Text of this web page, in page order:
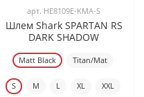
арт. HE8109E-KMA-S
Шлем Shark SPARTAN RS
DARK SHADOW
Matt Black Titan/Mat
S M L XL XXL